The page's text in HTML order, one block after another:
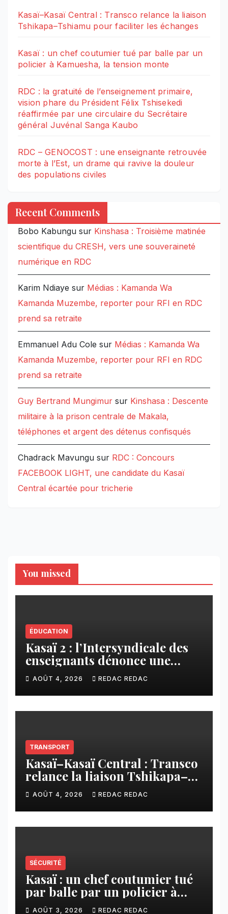
Kasaï–Kasaï Central : Transco relance la liaison
Tshikapa–Tshiamu pour faciliter les échanges
Kasaï : un chef coutumier tué par balle par un
policier à Kamuesha, la tension monte
RDC : la gratuité de l’enseignement primaire,
vision phare du Président Félix Tshisekedi
réaffirmée par une circulaire du Secrétaire
général Juvénal Sanga Kaubo
RDC – GENOCOST : une enseignante retrouvée
morte à l’Est, un drame qui ravive la douleur
des populations civiles
Recent Comments
Bobo Kabungu sur Kinshasa : Troisième matinée
scientifique du CRESH, vers une souveraineté
numérique en RDC
Karim Ndiaye sur Médias : Kamanda Wa
Kamanda Muzembe, reporter pour RFI en RDC
prend sa retraite
Emmanuel Adu Cole sur Médias : Kamanda Wa
Kamanda Muzembe, reporter pour RFI en RDC
prend sa retraite
Guy Bertrand Mungimur sur Kinshasa : Descente
militaire à la prison centrale de Makala,
téléphones et argent des détenus confisqués
Chadrack Mavungu sur RDC : Concours
FACEBOOK LIGHT, une candidate du Kasaï
Central écartée pour tricherie
You missed
ÉDUCATION
Kasaï 2 : l’Intersyndicale des
enseignants dénonce une
contribution financière
imposée aux écoles de la
CNCA
AOÛT 4, 2026 REDAC REDAC
TRANSPORT
Kasaï–Kasaï Central : Transco
relance la liaison Tshikapa–
Tshiamu pour faciliter les
échanges
AOÛT 4, 2026 REDAC REDAC
SÉCURITÉ
Kasaï : un chef coutumier tué
par balle par un policier à
Kamuesha, la tension monte
AOÛT 3, 2026 REDAC REDAC